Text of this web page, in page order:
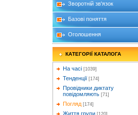
Зворотній зв'язок
Базові поняття
Оголошення
КАТЕГОРІЇ КАТАЛОГА
На часі [1039]
Тенденції [174]
Провідники диктату
повідомляють [71]
Погляд [174]
Життя групи [120]